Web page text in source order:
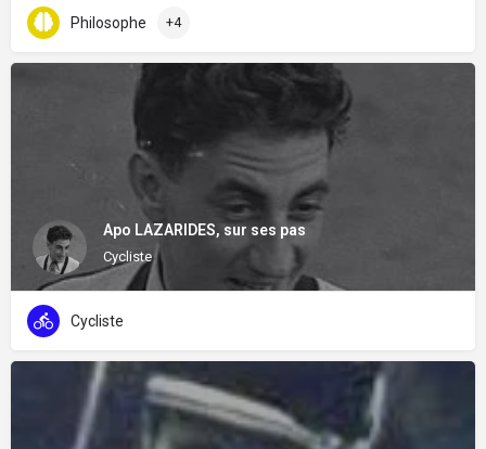
Philosophe +4
Apo LAZARIDES, sur ses pas
Cycliste
Cycliste